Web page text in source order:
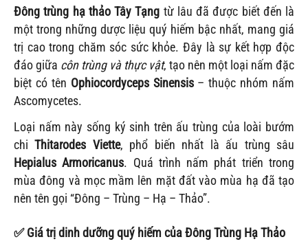
Đông trùng hạ thảo Tây Tạng từ lâu đã được biết đến là
một trong những dược liệu quý hiếm bậc nhất, mang giá
trị cao trong chăm sóc sức khỏe. Đây là sự kết hợp độc
đáo giữa côn trùng và thực vật, tạo nên một loại nấm đặc
biệt có tên Ophiocordyceps Sinensis– thuộc nhóm nấm
Ascomycetes.
Loại nấm này sống ký sinh trên ấu trùng của loài bướm
chiThitarodes Viette, phổ biến nhất là ấu trùng sâu
Hepialus Armoricanus. Quá trình nấm phát triển trong
mùa đông và mọc mầm lên mặt đất vào mùa hạ đã tạo
nên tên gọi “Đông – Trùng – Hạ – Thảo”.
✅ Giá trị dinh dưỡng quý hiếm của Đông Trùng Hạ Thảo